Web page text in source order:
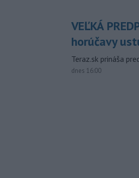
VEĽKÁ
horúčavy
Teraz.sk prináša
dnes 16:00